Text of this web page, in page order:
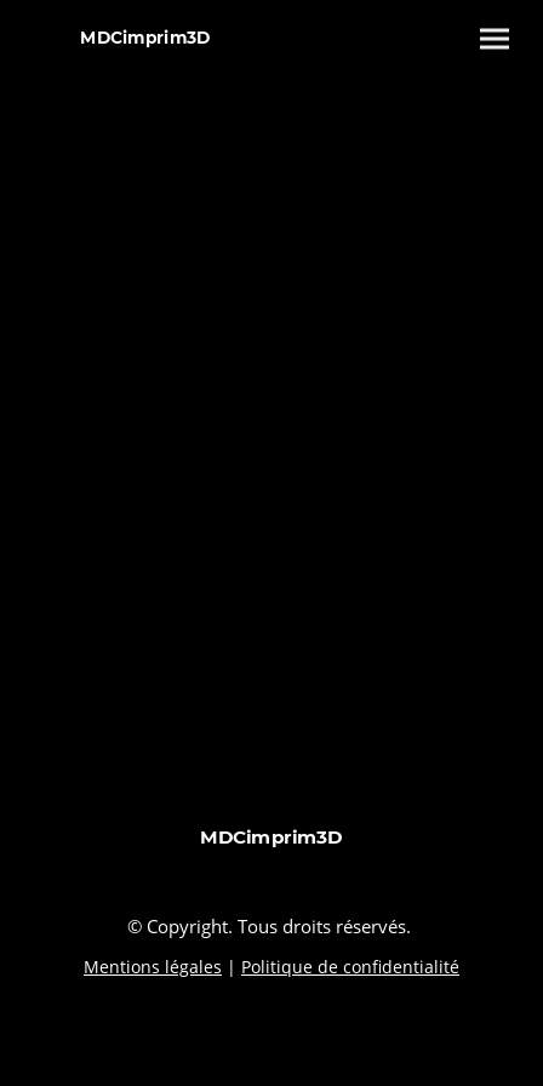
MDCimprim3D
MDCimprim3D
© Copyright. Tous droits réservés.
Mentions légales | Politique de confidentialité